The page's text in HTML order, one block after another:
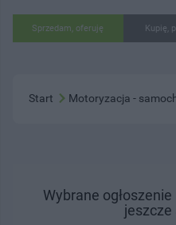
Sprzedam, oferuję Kupię,
Start Motoryzacja -
Wybrane
jeszcze